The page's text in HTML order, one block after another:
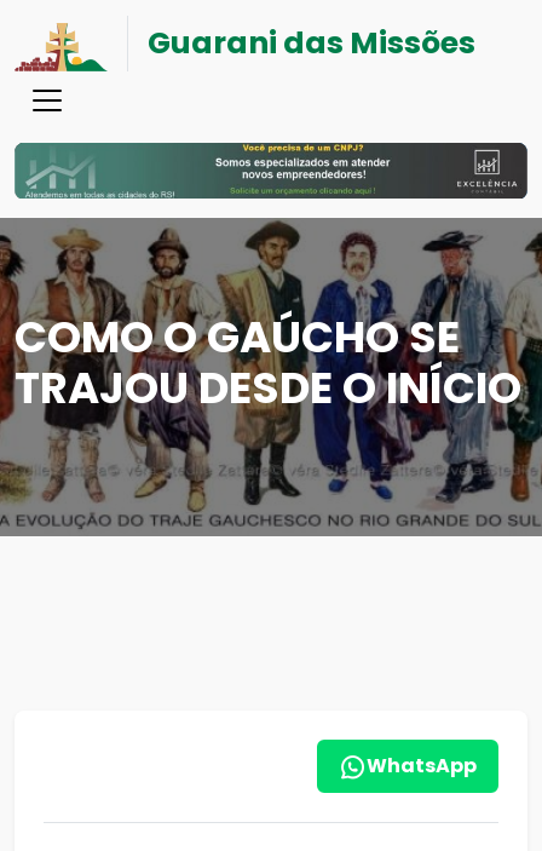
Guarani das Missões
COMO O GAÚCHO SE
TRAJOU DESDE O INÍCIO
WhatsApp